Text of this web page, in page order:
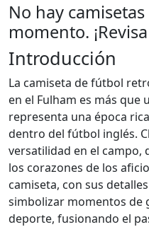
No hay
momento.
Introducción
La camiseta de fútbol
en el Fulham es más
representa una época
dentro del fútbol inglés.
versatilidad en el campo,
los corazones de los
camiseta, con sus
simbolizar momentos de
deporte, fusionando el